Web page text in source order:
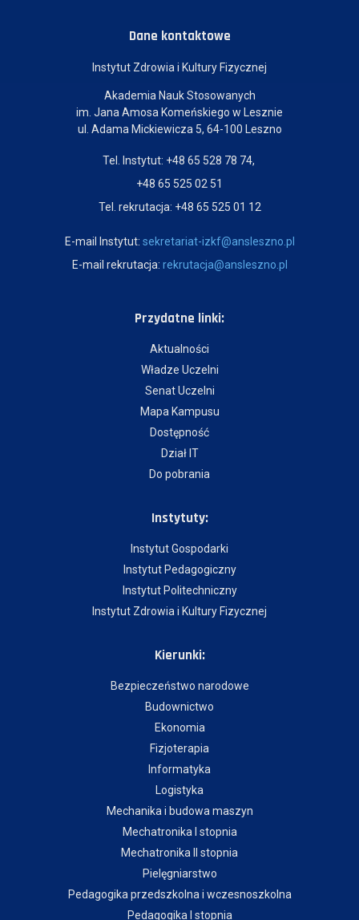
Dane kontaktowe
Instytut Zdrowia i Kultury Fizycznej
Akademia Nauk Stosowanych
im. Jana Amosa Komeńskiego w Lesznie
ul. Adama Mickiewicza 5, 64-100 Leszno
Tel. Instytut: +48 65 528 78 74,
+48 65 525 02 51
Tel. rekrutacja: +48 65 525 01 12
E-mail Instytut: sekretariat-izkf@ansleszno.pl
E-mail rekrutacja: rekrutacja@ansleszno.pl
Przydatne linki:
Aktualności
Władze Uczelni
Senat Uczelni
Mapa Kampusu
Dostępność
Dział IT
Do pobrania
Instytuty:
Instytut Gospodarki
Instytut Pedagogiczny
Instytut Politechniczny
Instytut Zdrowia i Kultury Fizycznej
Kierunki:
Bezpieczeństwo narodowe
Budownictwo
Ekonomia
Fizjoterapia
Informatyka
Logistyka
Mechanika i budowa maszyn
Mechatronika I stopnia
Mechatronika II stopnia
Pielęgniarstwo
Pedagogika przedszkolna i wczesnoszkolna
Pedagogika I stopnia